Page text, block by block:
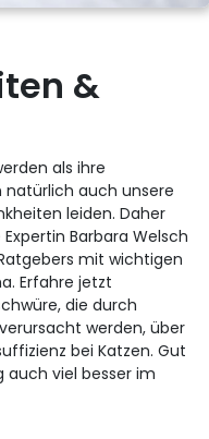
&
als ihre
auch unsere
leiden. Daher
Barbara Welsch
mit wichtigen
Erfahre jetzt
die durch
werden, über
bei Katzen. Gut
auch viel besser im